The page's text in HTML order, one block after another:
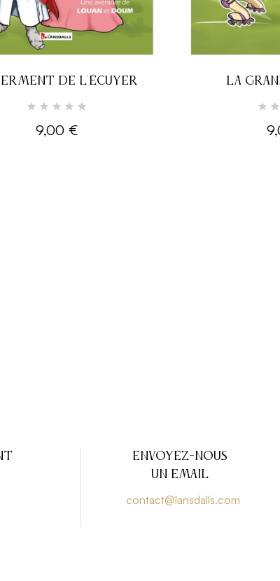
DE L'ÉCUYER
9,00 €
LA
Envoyez-nous
un email
contact@lansdalls.com